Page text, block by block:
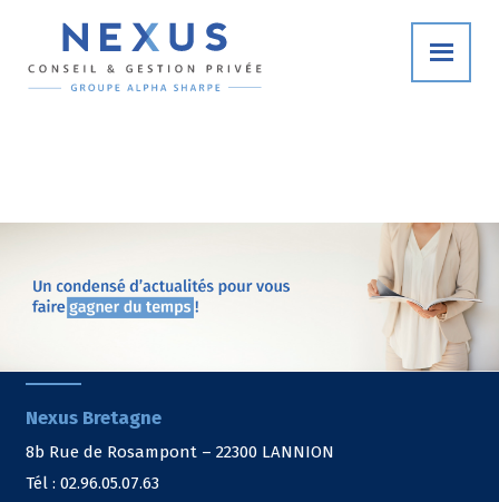
Nexus Bretagne
8b Rue de Rosampont – 22300 LANNION
Tél : 02.96.05.07.63